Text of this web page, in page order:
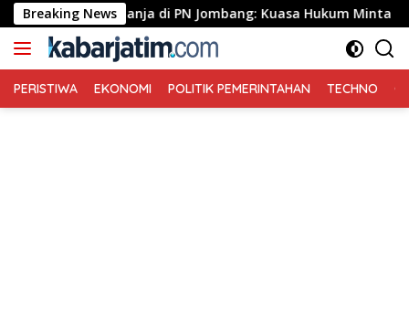
Langsung
ke
konten
Breaking News
Ganja di PN Jombang: Kuasa Hukum Minta Tiga Terdakwa
PERISTIWA EKONOMI POLITIK PEMERINTAHAN TECHNO